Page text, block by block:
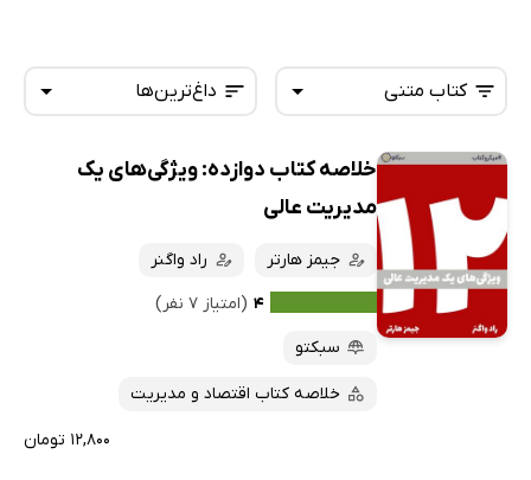
داغ‌ترین‌ها
تازه‌ها
پرفروش‌ها
پربحث‌ها
کتاب متنی
کتاب‌های صوتی
کتاب‌های متنی
خلاصه کتاب دوازده: ویژگی‌های یک
مدیریت عالی
جیمز هارتر
راد واگنر
۴ (امتیاز ۷ نفر)
سبکتو
خلاصه کتاب اقتصاد و مدیریت
۱۲,۸۰۰ تومان